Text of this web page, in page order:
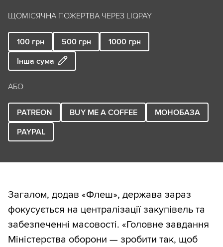
ЩОМІСЯЧНА ПОЖЕРТВА ЧЕРЕЗ LIQPAY
100 грн 500 грн 1000 грн
Інша сума
АБО
PATREON BUY ME A COFFEE
МОНОБАЗА
PAYPAL
Загалом, додав «Флеш», держава зараз
фокусується на централізації закупівель та
забезпеченні масовості. «Головне завдання
Міністерства оборони — зробити так, щоб